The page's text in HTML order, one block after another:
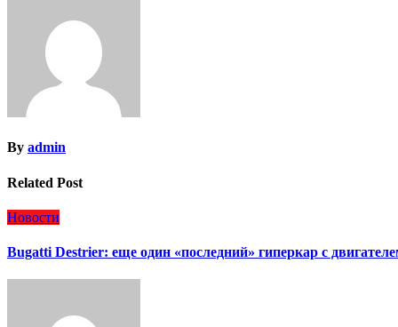
By admin
Related Post
Новости
Bugatti Destrier: еще один «последний» гиперкар с